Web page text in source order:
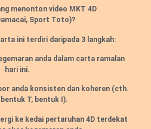
menonton video MKT 4D
Sport Toto)?
ini terdiri daripada 3 langkah:
anda dalam carta ramalan
hari ini.
anda konsisten dan koheren (cth.
T, bentuk I).
ke kedai pertaruhan 4D terdekat